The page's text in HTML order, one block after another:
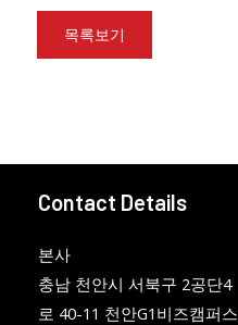
목록보기
Contact Details
본사
충남 천안시 서북구 2공단4
로 40-11 천안G1비즈캠퍼스